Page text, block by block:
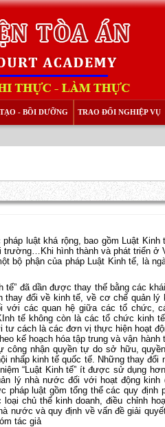
- BỒI DƯỠNG TRAO ĐỔI NGHIỆP VỤ
luật khá rộng, bao gồm Luật Kinh
trường…Khi hình thành và phát triển ở
bộ phận của pháp Luật Kinh tế, là
đã dần được thay thế bằng các
thay đổi về kinh tế, về cơ chế quản lý
với các quan hệ giữa các tổ chức,
tế không còn là các tổ chức kinh
cách là các đơn vị thực hiện hoạt
kế hoạch hóa tập trung và vận hành
nhận quyền tự do sở hữu,
nhấp kinh tế quốc tế. Những thay đổi
“Luật Kinh tế” ít được sử dụng
lý nhà nước đối với hoạt động kinh
luật gồm tổng thể các quy định
chủ thể kinh doanh, điều chỉnh
nước và quy định về vấn đề giải
tác giả